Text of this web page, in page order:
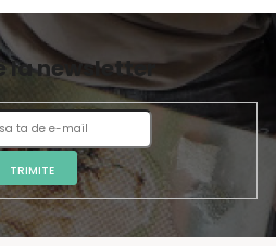
la newsletter
TRIMITE